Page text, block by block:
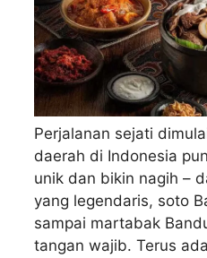
Perjalanan sejati
daerah di Indonesia
unik dan bikin nagih –
yang legendaris, soto
sampai martabak
tangan wajib. Terus